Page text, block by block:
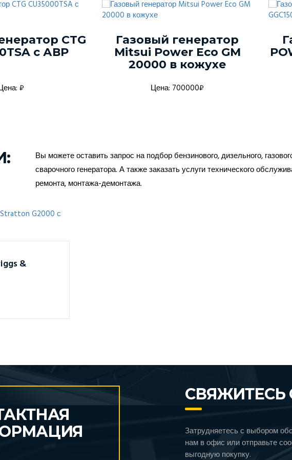
CTG
с АВР
₽
Газовый генератор
Mitsui Power Eco GM
20000 в кожухе
Цена: 700000₽
Вы можете оставить запрос на подбор бензинового, дизельного,
сварочного генератора. А также заказать услуги технического
ремонта, монтажа-демонтажа.
&
СВЯЖИТЕСЬ
Затрудняетесь с выбором
нам в офис или отправьте
выгодную покупку.